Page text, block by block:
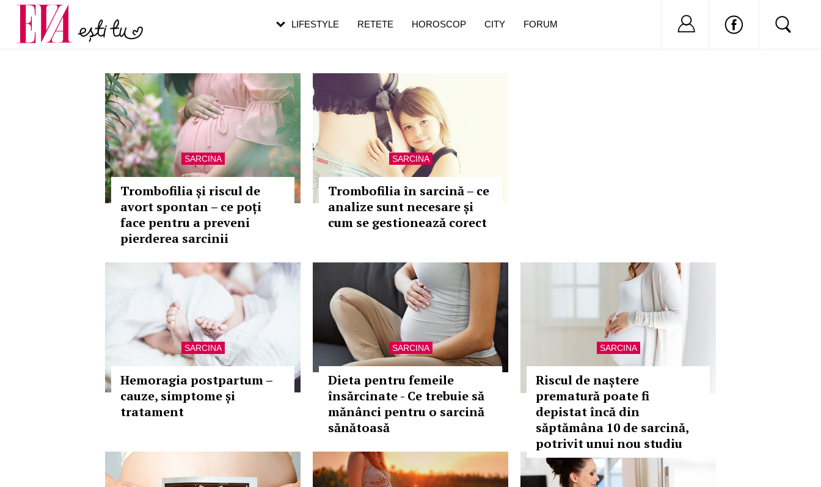
SARCINA
Trombofilia și riscul de
avort spontan – ce poți
face pentru a preveni
pierderea sarcinii
SARCINA
Trombofilia în sarcină – ce
analize sunt necesare și
cum se gestionează corect
SARCINA
Hemoragia postpartum –
cauze, simptome și
tratament
SARCINA
Dieta pentru femeile
însărcinate - Ce trebuie să
mănânci pentru o sarcină
sănătoasă
SARCINA
Riscul de naștere
prematură poate fi
depistat încă din
săptămâna 10 de sarcină,
potrivit unui nou studiu
LIFESTYLE RETETE HOROSCOP CITY FORUM Nu ai cont?
Carieră
Actualitate
pe măsură ce înaintezi în vârstă
de dureroasă este investigația